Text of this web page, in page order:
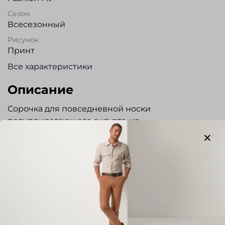
Сезон
Всесезонный
Рисунок
Принт
Все характеристики
Описание
Сорочка для повседневной носки
полуприлегающего силуэта, из
высококачественного хлопка с добавлением
эластана. Ткань прочная, растяжимая и
устойчива к деформации. Модель без кармана.
Регулируемый манжет. Прекрасно сочетается с
джинсами, трикотажем и пиджаками в стиле
casual.Отличный вариант для повседневной